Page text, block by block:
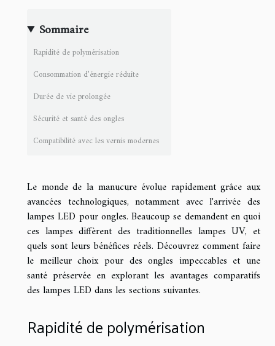
Sommaire
Rapidité de polymérisation
Consommation d’énergie réduite
Durée de vie prolongée
Sécurité et santé des ongles
Compatibilité avec les vernis modernes
Le monde de la manucure évolue rapidement grâce aux
avancées technologiques, notamment avec l'arrivée des
lampes LED pour ongles. Beaucoup se demandent en quoi
ces lampes diffèrent des traditionnelles lampes UV, et
quels sont leurs bénéfices réels. Découvrez comment faire
le meilleur choix pour des ongles impeccables et une
santé préservée en explorant les avantages comparatifs
des lampes LED dans les sections suivantes.
Rapidité de polymérisation